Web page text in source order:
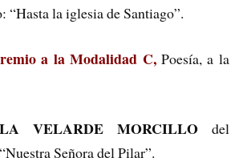
“Hasta la iglesia de Santiago”.
a la Modalidad C, Poesía, a la
VELARDE MORCILLOdel
Señora del Pilar”.